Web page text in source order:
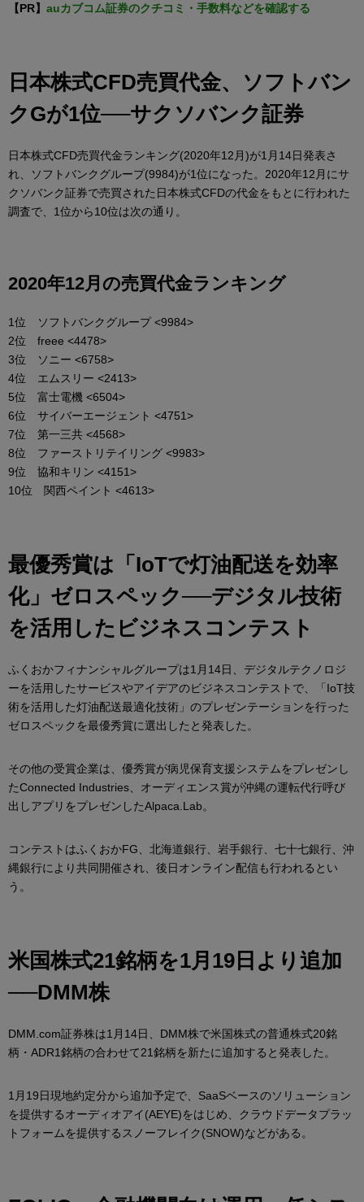
【PR】 auカブコム証券のクチコミ・手数料などを確認する
日本株式CFD売買代金、ソフトバン
クGが1位──サクソバンク証券
日本株式CFD売買代金ランキング(2020年12月)が1月14日発表さ
れ、ソフトバンクグループ(9984)が1位になった。2020年12月にサ
クソバンク証券で売買された日本株式CFDの代金をもとに行われた
調査で、1位から10位は次の通り。
2020年12月の売買代金ランキング
1位 ソフトバンクグループ <9984>
2位 freee <4478>
3位 ソニー <6758>
4位 エムスリー <2413>
5位 富士電機 <6504>
6位 サイバーエージェント <4751>
7位 第一三共 <4568>
8位 ファーストリテイリング <9983>
9位 協和キリン <4151>
10位 関西ペイント <4613>
最優秀賞は「IoTで灯油配送を効率
化」ゼロスペック──デジタル技術
を活用したビジネスコンテスト
ふくおかフィナンシャルグループは1月14日、デジタルテクノロジ
ーを活用したサービスやアイデアのビジネスコンテストで、「IoT技
術を活用した灯油配送最適化技術」のプレゼンテーションを行った
ゼロスペックを最優秀賞に選出したと発表した。
その他の受賞企業は、優秀賞が病児保育支援システムをプレゼンし
たConnected Industries、オーディエンス賞が沖縄の運転代行呼び
出しアプリをプレゼンしたAlpaca.Lab。
コンテストはふくおかFG、北海道銀行、岩手銀行、七十七銀行、沖
縄銀行により共同開催され、後日オンライン配信も行われるとい
う。
米国株式21銘柄を1月19日より追加
──DMM株
DMM.com証券株は1月14日、DMM株で米国株式の普通株式20銘
柄・ADR1銘柄の合わせて21銘柄を新たに追加すると発表した。
1月19日現地約定分から追加予定で、SaaSベースのソリューション
を提供するオーディオアイ(AEYE)をはじめ、クラウドデータプラッ
トフォームを提供するスノーフレイク(SNOW)などがある。